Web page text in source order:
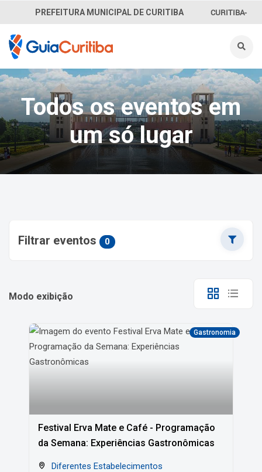
PREFEITURA MUNICIPAL DE CURITIBA CURITIBA-
INFORMAÇÃO
SECRETARIAS
Todos os eventos em
um só lugar
Filtrar eventos 0
Modo exibição
Gastronomia
Festival Erva Mate e Café - Programação
da Semana: Experiências Gastronômicas
Diferentes Estabelecimentos